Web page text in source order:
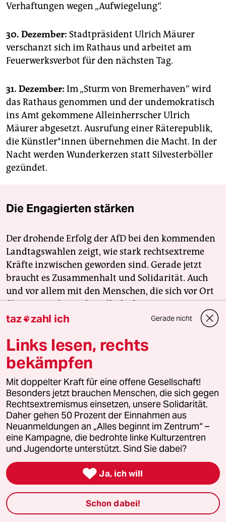
Verhaftungen wegen „Aufwiegelung“.
30. Dezember: Stadtpräsident Ulrich Mäurer
verschanzt sich im Rathaus und arbeitet am
Feuerwerksverbot für den nächsten Tag.
31. Dezember: Im „Sturm von Bremerhaven“ wird
das Rathaus genommen und der undemokratisch
ins Amt gekommene Alleinherrscher Ulrich
Mäurer abgesetzt. Ausrufung einer Räterepublik,
die Künst­le­r*in­nen übernehmen die Macht. In der
Nacht werden Wunderkerzen statt Silvesterböller
gezündet.
Die Engagierten stärken
Der drohende Erfolg der AfD bei den kommenden
Landtagswahlen zeigt, wie stark rechtsextreme
Kräfte inzwischen geworden sind. Gerade jetzt
braucht es Zusammenhalt und Solidarität. Auch
und vor allem mit den Menschen, die sich vor Ort
für eine starke Zivilgesellschaft einsetzen. Die taz
kooperiert deshalb mit "Alles beginnt im
Zentrum". Die Kampagne unterstützt bundesweit
linke, selbstverwaltete Orte und baut einen
solidarischen Fonds für deren Schutz und Erhalt
auf. Eine offene Gesellschaft braucht guten, frei
zugänglichen Journalismus – und
zivilgesellschaftliches Engagement. Finden Sie
auch? Dann machen Sie mit und unterstützen Sie
unsere Aktion.
Jetzt unterstützen
Themen
#Jahresrückblick #Mieten Hannover #Mieten Bremen
taz zahl ich Gerade nicht
Links lesen, rechts
bekämpfen
Mit doppelter Kraft für eine offene Gesellschaft!
Besonders jetzt brauchen Menschen, die sich gegen
Rechtsextremismus einsetzen, unsere Solidarität.
Daher gehen 50 Prozent der Einnahmen aus
Neuanmeldungen an „Alles beginnt im Zentrum“ –
eine Kampagne, die bedrohte linke Kulturzentren
und Jugendorte unterstützt. Sind Sie dabei?
 Ja, ich will
Schon dabei!